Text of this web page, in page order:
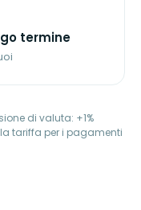
termine
di valuta: +1%
tariffa per i pagamenti